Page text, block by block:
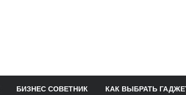
БИЗНЕС СОВЕТНИК КАК ВЫБРАТЬ